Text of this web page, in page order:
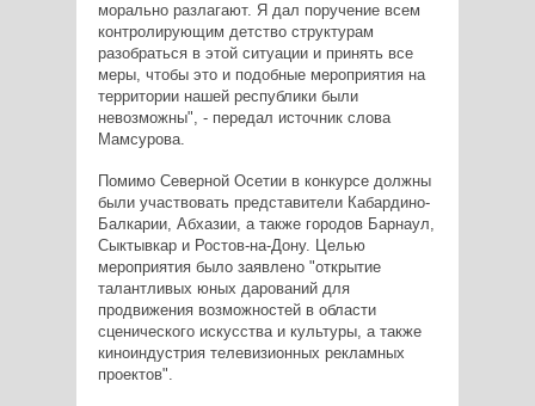
морально разлагают. Я дал поручение всем
контролирующим детство структурам
разобраться в этой ситуации и принять все
меры, чтобы это и подобные мероприятия на
территории нашей республики были
невозможны", - передал источник слова
Мамсурова.
Помимо Северной Осетии в конкурсе должны
были участвовать представители Кабардино-
Балкарии, Абхазии, а также городов Барнаул,
Сыктывкар и Ростов-на-Дону. Целью
мероприятия было заявлено "открытие
талантливых юных дарований для
продвижения возможностей в области
сценического искусства и культуры, а также
киноиндустрия телевизионных рекламных
проектов".